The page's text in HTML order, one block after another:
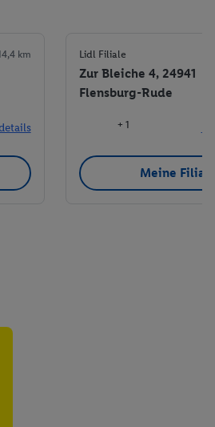
km Lidl Filiale
Zur Bleiche 4, 24941
Flensburg-Rude
+ 1
Meine